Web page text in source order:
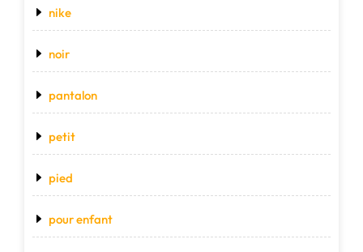
nike
noir
pantalon
petit
pied
pour enfant